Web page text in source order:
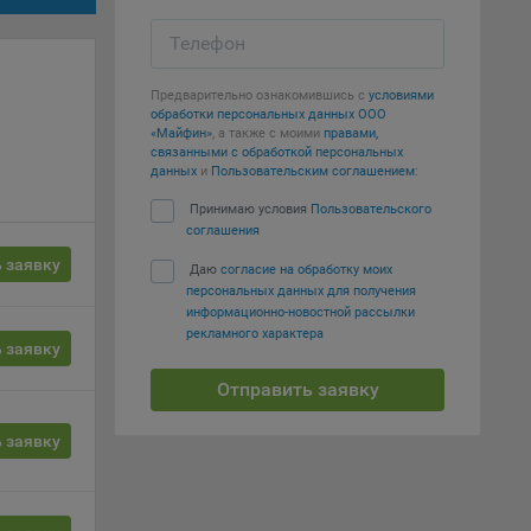
заявку
заявку
заявку
Телефон
Предварительно ознакомившись с условиями
обработки персональных данных ООО
«Майфин», а также с моими правами,
связанными с обработкой персональных
данных и Пользовательским соглашением:
Принимаю условия Пользовательского
соглашения
Даю согласие на обработку моих
персональных данных для получения
информационно-новостной рассылки
рекламного характера
Отправить заявку